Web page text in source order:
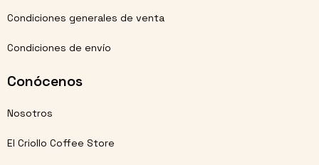
Condiciones generales de venta
Condiciones de envío
Conócenos
Nosotros
El Criollo Coffee Store